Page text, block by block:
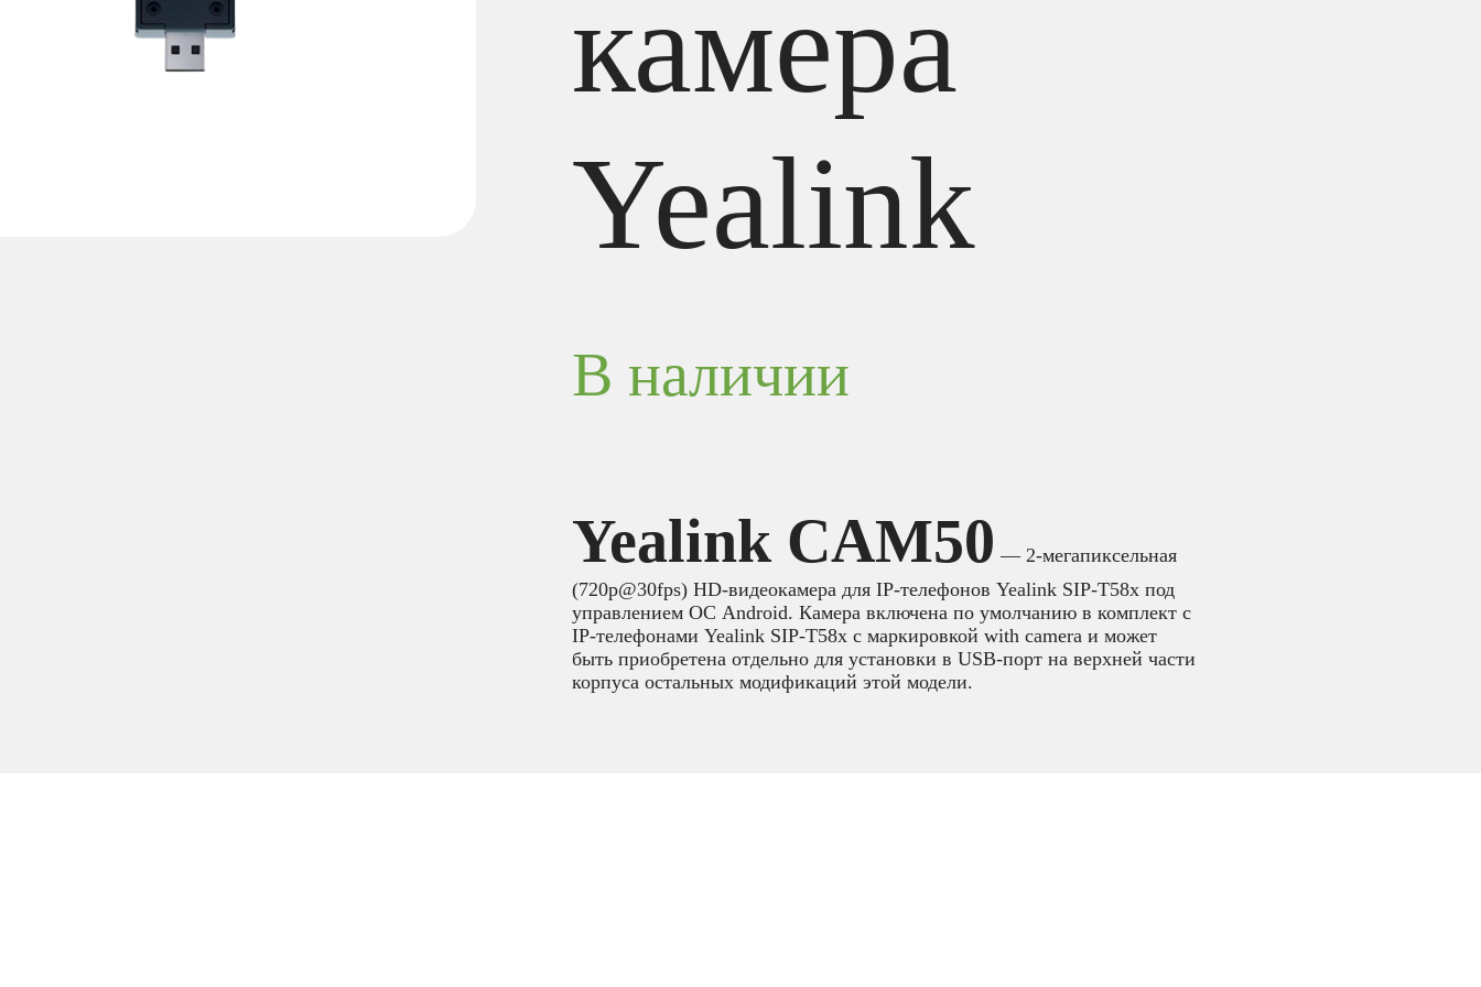
камера
Yealink
В наличии
Yealink CAM50 — 2-мегапиксельная
(720p@30fps) HD-видеокамера для IP-телефонов Yealink SIP-T58x под
управлением ОС Android. Камера включена по умолчанию в комплект с
IP-телефонами Yealink SIP-T58x с маркировкой with camera и может
быть приобретена отдельно для установки в USB-порт на верхней части
корпуса остальных модификаций этой модели.